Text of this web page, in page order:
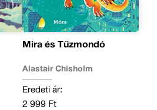
Mira és Tűzmondó
Alastair Chisholm
Eredeti ár:
2 999 Ft